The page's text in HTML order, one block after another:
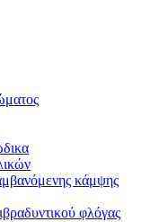
κάμψης
φλόγας